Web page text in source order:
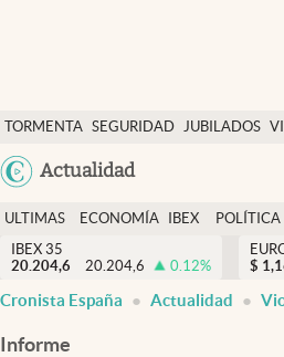
TORMENTA SEGURIDAD JUBILADOS
Actualidad
Economía y finanzas
Política
Actualidad
Criptomonedas
España
ULTIMAS
NOTICIAS
ECONOMÍA
FINANZAS
IBEX
EURO
POLÍTICA
IBEX 35
20.204,6
20.204,6 0.12%
$
Cronista España Actualidad
Informe